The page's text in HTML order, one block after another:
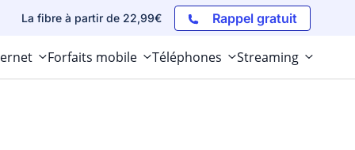
La fibre à partir de 22,99€ Rappel gratuit
Forfaits mobile Téléphones Streaming